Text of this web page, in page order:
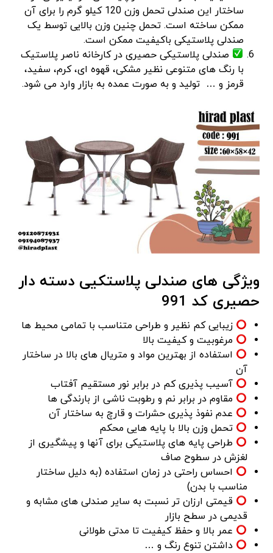
ساختار این صندلی تحمل وزن 120 کیلو گرم را برای آن
ممکن ساخته است. تحمل چنین وزن بالایی توسط یک
صندلی پلاستیکی باکیفیت ممکن است.
صندلی پلاستیکی حصیری در کارخانه ناصر پلاستیک
با رنگ های متنوعی نظیر مشکی، قهوه ای، کرم، سفید،
قرمز و … تولید و به صورت عمده به بازار وارد می شود.
ویژگی های صندلی پلاستکیی دسته دار
حصیری کد 991
زیبایی کم نظیر و طراحی متناسب با تمامی محیط ها
مرغوبیت و کیفیت بالا
استفاده از بهترین مواد و متریال های بالا در ساختار
آن
آسیب پذیری کم در برابر نور مستقیم آفتاب
مقاوم در برابر نم و رطوبت ناشی از بارندگی ها
عدم نفوذ پذیری حشرات و قارچ به ساختار آن
تحمل وزن بالا با پایه هایی محکم
طراحی پایه های پلاستیکی برای آنها و پیشگیری از
لغزش در سطوح صاف
احساس راحتی در زمان استفاده (به دلیل ساختار
مناسب با بدن)
قیمتی ارزان تر نسبت به سایر صندلی های مشابه و
قدیمی در سطح بازار
عمر بالا و حفظ کیفیت تا مدتی طولانی
داشتن تنوع رنگ و …